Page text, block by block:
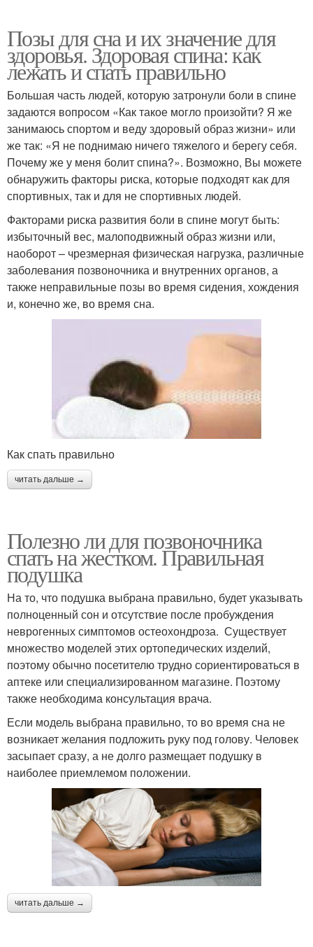
Позы для сна и их значение для
здоровья. Здоровая спина: как
лежать и спать правильно
Большая часть людей, которую затронули боли в спине
задаются вопросом «Как такое могло произойти? Я же
занимаюсь спортом и веду здоровый образ жизни» или
же так: «Я не поднимаю ничего тяжелого и берегу себя.
Почему же у меня болит спина?». Возможно, Вы можете
обнаружить факторы риска, которые подходят как для
спортивных, так и для не спортивных людей.
Факторами риска развития боли в спине могут быть:
избыточный вес, малоподвижный образ жизни или,
наоборот – чрезмерная физическая нагрузка, различные
заболевания позвоночника и внутренних органов, а
также неправильные позы во время сидения, хождения
и, конечно же, во время сна.
Как спать правильно
читать дальше →
Полезно ли для позвоночника
спать на жестком. Правильная
подушка
На то, что подушка выбрана правильно, будет указывать
полноценный сон и отсутствие после пробуждения
неврогенных симптомов остеохондроза. Существует
множество моделей этих ортопедических изделий,
поэтому обычно посетителю трудно сориентироваться в
аптеке или специализированном магазине. Поэтому
также необходима консультация врача.
Если модель выбрана правильно, то во время сна не
возникает желания подложить руку под голову. Человек
засыпает сразу, а не долго размещает подушку в
наиболее приемлемом положении.
читать дальше →